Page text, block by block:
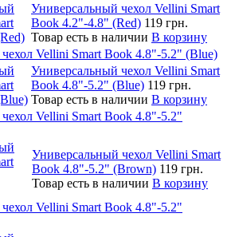
Универсальный чехол Vellini Smart
Book 4.2"-4.8" (Red) 119 грн.
Товар есть в наличии В корзину
Vellini Smart Book 4.8"-5.2" (Blue)
Универсальный чехол Vellini Smart
Book 4.8"-5.2" (Blue) 119 грн.
Товар есть в наличии В корзину
Vellini Smart Book 4.8"-5.2"
Универсальный чехол Vellini Smart
Book 4.8"-5.2" (Brown) 119 грн.
Товар есть в наличии В корзину
Vellini Smart Book 4.8"-5.2"